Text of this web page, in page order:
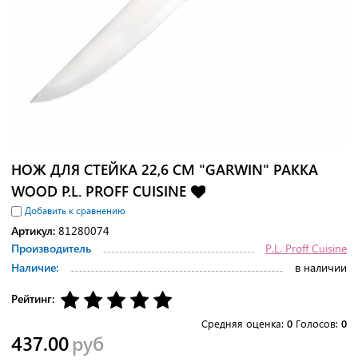
НОЖ ДЛЯ СТЕЙКА 22,6 СМ "GARWIN" PAKKA
WOOD P.L. PROFF CUISINE
Добавить к сравнению
Артикул: 81280074
Производитель
P.L. Proff Cuisine
Наличие:
в наличии
Рейтинг:
Средняя оценка: 0 Голосов: 0
437.00руб